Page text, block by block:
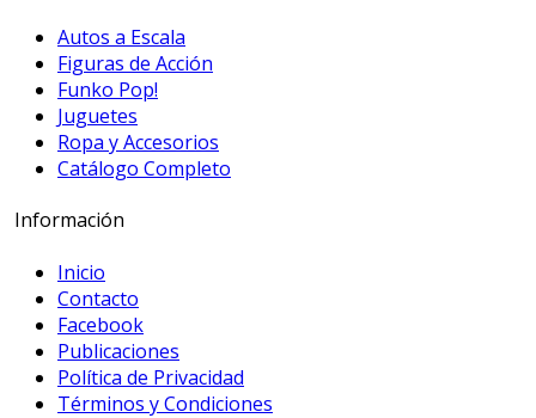
Autos a Escala
Figuras de Acción
Funko Pop!
Juguetes
Ropa y Accesorios
Catálogo Completo
Información
Inicio
Contacto
Facebook
Publicaciones
Política de Privacidad
Términos y Condiciones